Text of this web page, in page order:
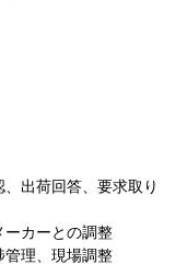
出荷回答、要求取り
カーとの調整
理、現場調整